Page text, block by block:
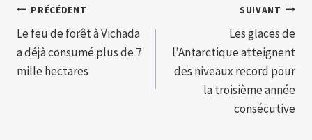
Navigation
de
l’article
PRÉCÉDENT
Le feu de forêt à Vichada
a déjà consumé plus de 7
mille hectares
SUIVANT
Les glaces de
l’Antarctique atteignent
des niveaux record pour
la troisième année
consécutive